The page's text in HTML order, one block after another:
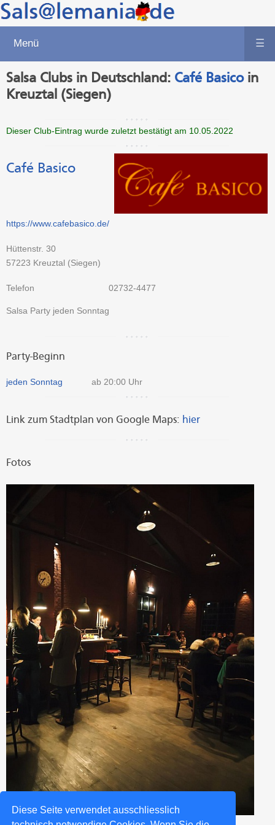
Diese Seite verwendet ausschliesslich
Menü ☰
Salsa Clubs in Deutschland: Café Basicoin
Kreuztal (Siegen)
Dieser Club-Eintrag wurde zuletzt bestätigt am 10.05.2022
Café Basico
https://www.cafebasico.de/
Hüttenstr. 30
57223 Kreuztal (Siegen)
Telefon 02732-4477
Salsa Party jeden Sonntag
Party-Beginn
jeden Sonntag ab 20:00 Uhr
Link zum Stadtplan von Google Maps: hier
Fotos